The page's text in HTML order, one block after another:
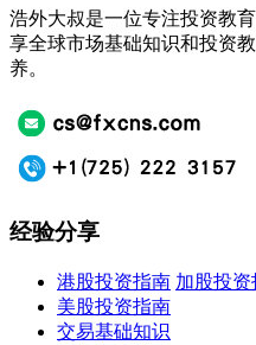
浩外大叔是一位专注投资教
享全球市场基础知识和投资
养。
经验分享
港股投资指南 加股投资
美股投资指南
交易基础知识